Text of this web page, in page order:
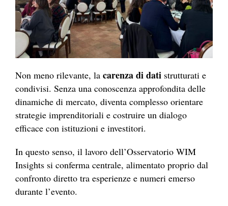
Non meno rilevante, la carenza di dati strutturati e
condivisi. Senza una conoscenza approfondita delle
dinamiche di mercato, diventa complesso orientare
strategie imprenditoriali e costruire un dialogo
efficace con istituzioni e investitori.
In questo senso, il lavoro dell’Osservatorio WIM
Insights si conferma centrale, alimentato proprio dal
confronto diretto tra esperienze e numeri emerso
durante l’evento.